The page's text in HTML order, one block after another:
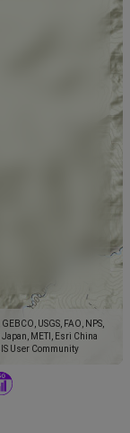
USGS, FAO, NPS,
METI, Esri China
User Community